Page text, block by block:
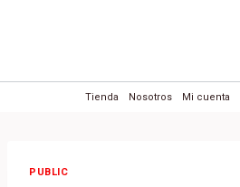
Tienda Nosotros Mi cuenta
PUBLIC